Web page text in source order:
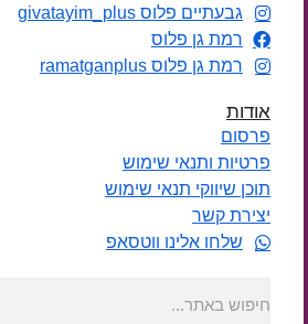
גבעתיים פלוס givatayim_plus
רמת גן פלוס
רמת גן פלוס ramatganplus
אודות
פרסום
פרטיות ותנאי שימוש
תוכן שיווקי תנאי שימוש
יצירת קשר
שלחו אלינו ווטסאפ